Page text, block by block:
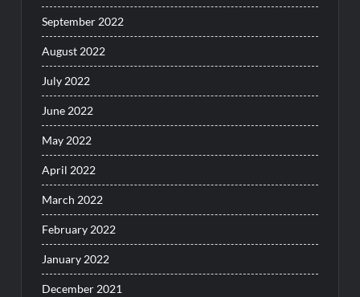
September 2022
August 2022
July 2022
June 2022
May 2022
April 2022
March 2022
February 2022
January 2022
December 2021